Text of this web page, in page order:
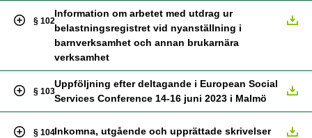
§ 102
Information om arbetet med utdrag ur
belastningsregistret vid nyanställning i
barnverksamhet och annan brukarnära
verksamhet
§ 103
Uppföljning efter deltagande i European Social
Services Conference 14-16 juni 2023 i Malmö
§ 104Inkomna, utgående och upprättade skrivelser